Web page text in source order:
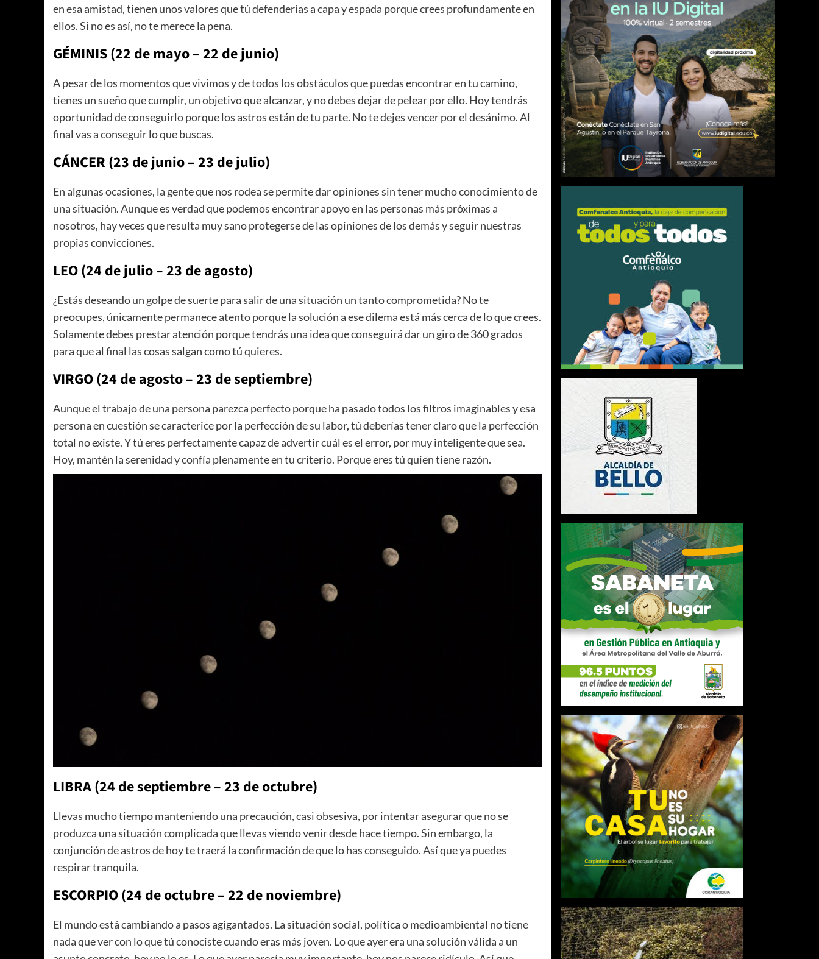
en esa amistad, tienen unos valores que tú defenderías a capa y espada porque crees profundamente en
ellos. Si no es así, no te merece la pena.
GÉMINIS (22 de mayo – 22 de junio)
A pesar de los momentos que vivimos y de todos los obstáculos que puedas encontrar en tu camino,
tienes un sueño que cumplir, un objetivo que alcanzar, y no debes dejar de pelear por ello. Hoy tendrás
oportunidad de conseguirlo porque los astros están de tu parte. No te dejes vencer por el desánimo. Al
final vas a conseguir lo que buscas.
CÁNCER (23 de junio – 23 de julio)
En algunas ocasiones, la gente que nos rodea se permite dar opiniones sin tener mucho conocimiento de
una situación. Aunque es verdad que podemos encontrar apoyo en las personas más próximas a
nosotros, hay veces que resulta muy sano protegerse de las opiniones de los demás y seguir nuestras
propias convicciones.
LEO (24 de julio – 23 de agosto)
¿Estás deseando un golpe de suerte para salir de una situación un tanto comprometida? No te
preocupes, únicamente permanece atento porque la solución a ese dilema está más cerca de lo que crees.
Solamente debes prestar atención porque tendrás una idea que conseguirá dar un giro de 360 grados
para que al final las cosas salgan como tú quieres.
VIRGO (24 de agosto – 23 de septiembre)
Aunque el trabajo de una persona parezca perfecto porque ha pasado todos los filtros imaginables y esa
persona en cuestión se caracterice por la perfección de su labor, tú deberías tener claro que la perfección
total no existe. Y tú eres perfectamente capaz de advertir cuál es el error, por muy inteligente que sea.
Hoy, mantén la serenidad y confía plenamente en tu criterio. Porque eres tú quien tiene razón.
LIBRA (24 de septiembre – 23 de octubre)
Llevas mucho tiempo manteniendo una precaución, casi obsesiva, por intentar asegurar que no se
produzca una situación complicada que llevas viendo venir desde hace tiempo. Sin embargo, la
conjunción de astros de hoy te traerá la confirmación de que lo has conseguido. Así que ya puedes
respirar tranquila.
ESCORPIO (24 de octubre – 22 de noviembre)
El mundo está cambiando a pasos agigantados. La situación social, política o medioambiental no tiene
nada que ver con lo que tú conociste cuando eras más joven. Lo que ayer era una solución válida a un